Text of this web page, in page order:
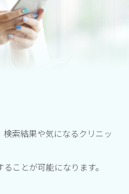
索結果や気になるクリニッ
ことが可能になります。